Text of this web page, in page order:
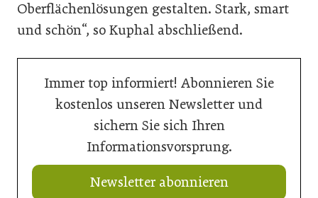
Oberflächenlösungen gestalten. Stark, smart
und schön“, so Kuphal abschließend.
Immer top informiert! Abonnieren Sie
kostenlos unseren Newsletter und
sichern Sie sich Ihren
Informationsvorsprung.
Newsletter abonnieren